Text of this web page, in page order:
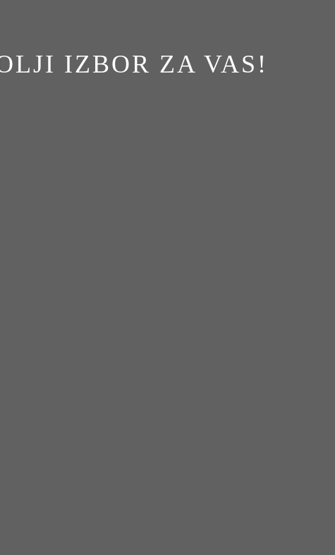
IZBOR ZA VAS!